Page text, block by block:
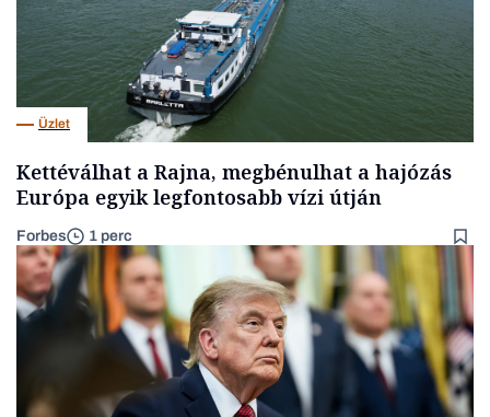
Üzlet
Kettéválhat a Rajna, megbénulhat a hajózás
Európa egyik legfontosabb vízi útján
Forbes 1 perc